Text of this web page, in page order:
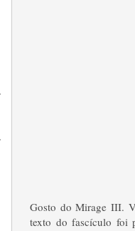
Gosto do Mirage III.
texto do fascículo foi